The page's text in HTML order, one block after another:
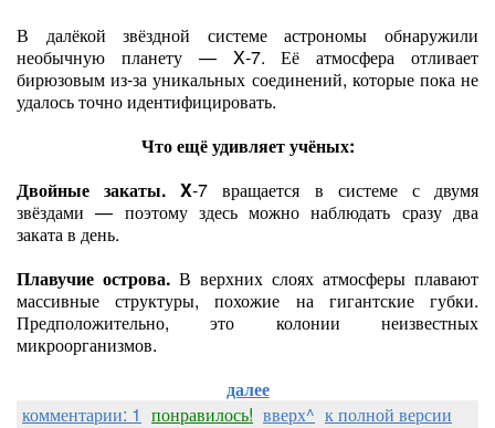
В далёкой звёздной системе астрономы обнаружили
необычную планету — X‑7. Её атмосфера отливает
бирюзовым из‑за уникальных соединений, которые пока не
удалось точно идентифицировать.
Что ещё удивляет учёных:
Двойные закаты. X‑7 вращается в системе с двумя
звёздами — поэтому здесь можно наблюдать сразу два
заката в день.
Плавучие острова. В верхних слоях атмосферы плавают
массивные структуры, похожие на гигантские губки.
Предположительно, это колонии неизвестных
микроорганизмов.
далее
комментарии: 1 понравилось! вверх^ к полной версии